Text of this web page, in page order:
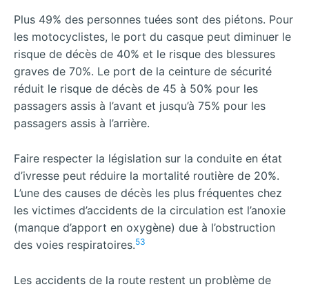
Plus 49% des personnes tuées sont des piétons. Pour
les motocyclistes, le port du casque peut diminuer le
risque de décès de 40% et le risque des blessures
graves de 70%. Le port de la ceinture de sécurité
réduit le risque de décès de 45 à 50% pour les
passagers assis à l’avant et jusqu’à 75% pour les
passagers assis à l’arrière.
Faire respecter la législation sur la conduite en état
d’ivresse peut réduire la mortalité routière de 20%.
L’une des causes de décès les plus fréquentes chez
les victimes d’accidents de la circulation est l’anoxie
(manque d’apport en oxygène) due à l’obstruction
des voies respiratoires.53
Les accidents de la route restent un problème de